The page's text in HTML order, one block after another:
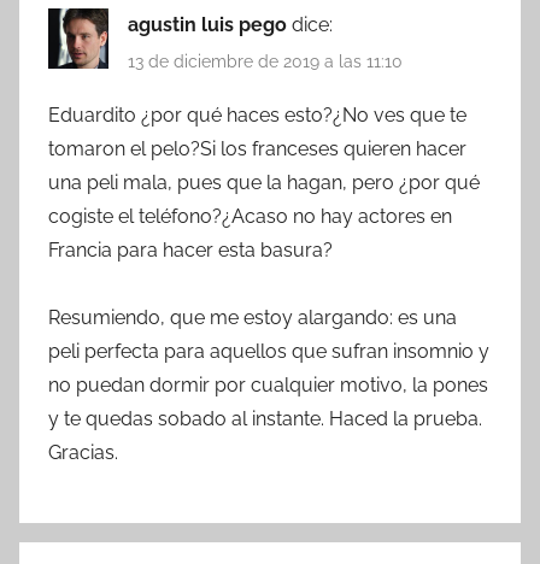
agustin luis pego dice:
13 de diciembre de 2019 a las 11:10
Eduardito ¿por qué haces esto?¿No ves que te
tomaron el pelo?Si los franceses quieren hacer
una peli mala, pues que la hagan, pero ¿por qué
cogiste el teléfono?¿Acaso no hay actores en
Francia para hacer esta basura?
Resumiendo, que me estoy alargando: es una
peli perfecta para aquellos que sufran insomnio y
no puedan dormir por cualquier motivo, la pones
y te quedas sobado al instante. Haced la prueba.
Gracias.